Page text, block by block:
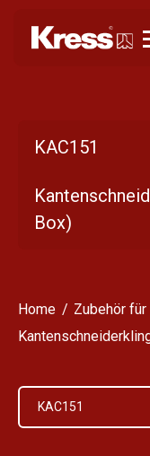
KAC151
Box)
Home
Zubehör
KAC151